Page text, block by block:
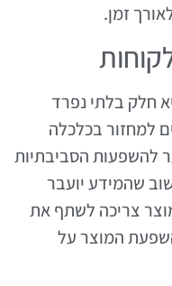
זמן.
חלק בלתי נפרד
למחזור בכלכלה
להשפעות הסביבתיות
שהמידע יועבר
צריכה לשתף את
המוצר על